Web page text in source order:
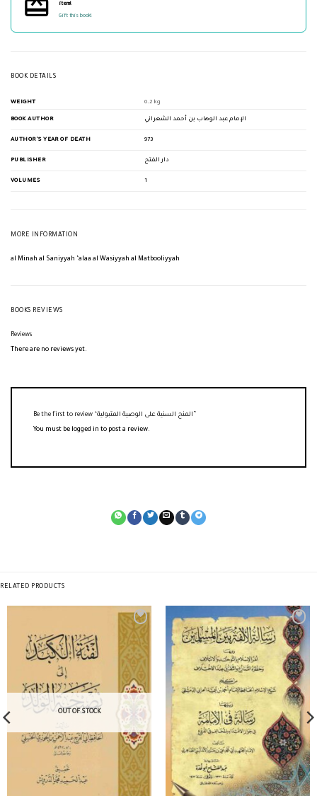
item!
Gift this book!
BOOK DETAILS
WEIGHT 0.2 kg
BOOK AUTHOR الإمام عبد الوهاب بن أحمد الشعراني
AUTHOR'S YEAR OF DEATH 973
PUBLISHER دار الفتح
VOLUMES 1
MORE INFORMATION
al Minah al Saniyyah ‘alaa al Wasiyyah al Matbooliyyah
BOOKS REVIEWS
Reviews
There are no reviews yet.
You must be logged in to post a review.
RELATED PRODUCTS
OUT OF STOCK